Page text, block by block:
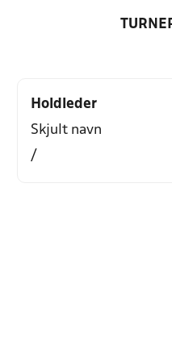
Holdleder
Skjult navn
/